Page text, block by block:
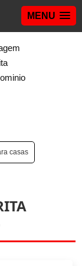
MENU
casas